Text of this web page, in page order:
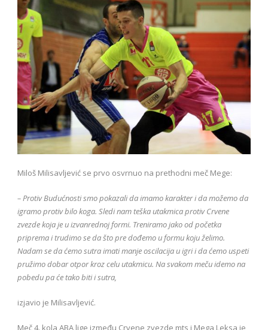
Miloš Milisavljević se prvo osvrnuo na prethodni meč Mege:
– Protiv Budućnosti smo pokazali da imamo karakter i da možemo da
igramo protiv bilo koga. Sledi nam teška utakmica protiv Crvene
zvezde koja je u izvanrednoj formi. Treniramo jako od početka
priprema i trudimo se da što pre dođemo u formu koju želimo.
Nadam se da ćemo sutra imati manje oscilacija u igri i da ćemo uspeti
pružimo dobar otpor kroz celu utakmicu. Na svakom meču idemo na
pobedu pa će tako biti i sutra,
izjavio je Milisavljević.
Meč 4. kola ABA lige između Crvene zvezde mts i Mega Leksa je